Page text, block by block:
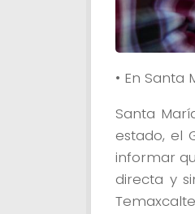
• En
Santa
estado, el
informar
directa y